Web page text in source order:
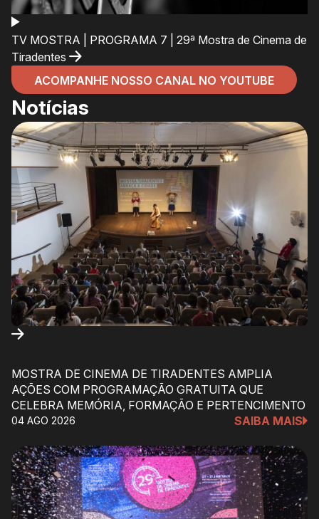
TV MOSTRA | PROGRAMA 7 | 29ª Mostra de Cinema de
Tiradentes
ACOMPANHE NOSSO CANAL NO YOUTUBE
Notícias
MOSTRA DE CINEMA DE TIRADENTES AMPLIA
AÇÕES COM PROGRAMAÇÃO GRATUITA QUE
CELEBRA MEMÓRIA, FORMAÇÃO E PERTENCIMENTO
04 AGO 2026 SAIBA MAIS